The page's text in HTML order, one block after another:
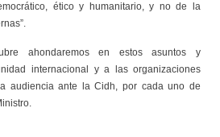
ético y humanitario, y no de la
ahondaremos en estos asuntos y
internacional y a las organizaciones
audiencia ante la Cidh, por cada uno de